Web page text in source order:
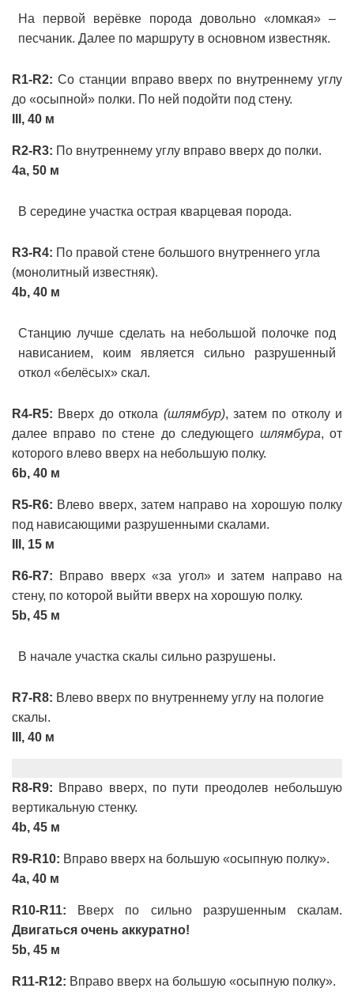
На первой верёвке порода довольно «ломкая» –
песчаник. Далее по маршруту в основном известняк.
R1-R2: Со станции вправо вверх по внутреннему углу
до «осыпной» полки. По ней подойти под стену.
III, 40 м
R2-R3: По внутреннему углу вправо вверх до полки.
4a, 50 м
В середине участка острая кварцевая порода.
R3-R4: По правой стене большого внутреннего угла
(монолитный известняк).
4b, 40 м
Станцию лучше сделать на небольшой полочке под
нависанием, коим является сильно разрушенный
откол «белёсых» скал.
R4-R5: Вверх до откола (шлямбур), затем по отколу и
далее вправо по стене до следующего шлямбура, от
которого влево вверх на небольшую полку.
6b, 40 м
R5-R6: Влево вверх, затем направо на хорошую полку
под нависающими разрушенными скалами.
III, 15 м
R6-R7: Вправо вверх «за угол» и затем направо на
стену, по которой выйти вверх на хорошую полку.
5b, 45 м
В начале участка скалы сильно разрушены.
R7-R8: Влево вверх по внутреннему углу на пологие
скалы.
III, 40 м
R8-R9: Вправо вверх, по пути преодолев небольшую
вертикальную стенку.
4b, 45 м
R9-R10: Вправо вверх на большую «осыпную полку».
4a, 40 м
R10-R11: Вверх по сильно разрушенным скалам.
Двигаться очень аккуратно!
5b, 45 м
R11-R12: Вправо вверх на большую «осыпную полку».